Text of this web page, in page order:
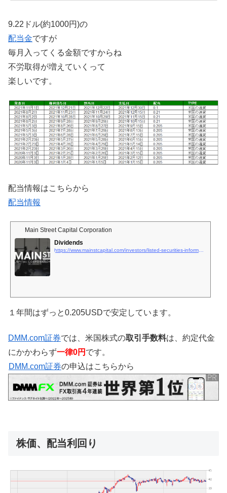
9.22ドル(約1000円)の
配当金ですが
毎月入ってくる金額ですからね
不労取得が増えていくって
楽しいです。
配当情報はこちらから
配当情報
Main Street Capital Corporation
Dividends
１年間はずっと0.205USDで安定しています。
DMM.com証券では、米国株式の取引手数料は、約定代金
にかかわらず一律0円 です。
DMM.com証券の申込はこちらから
株価、配当利回り